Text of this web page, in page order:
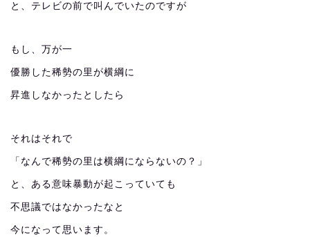
と、テレビの前で叫んでいたのですが
もし、万が一
優勝した稀勢の里が横綱に
昇進しなかったとしたら
それはそれで
「なんで稀勢の里は横綱にならないの？」
と、ある意味暴動が起こっていても
不思議ではなかったなと
今になって思います。